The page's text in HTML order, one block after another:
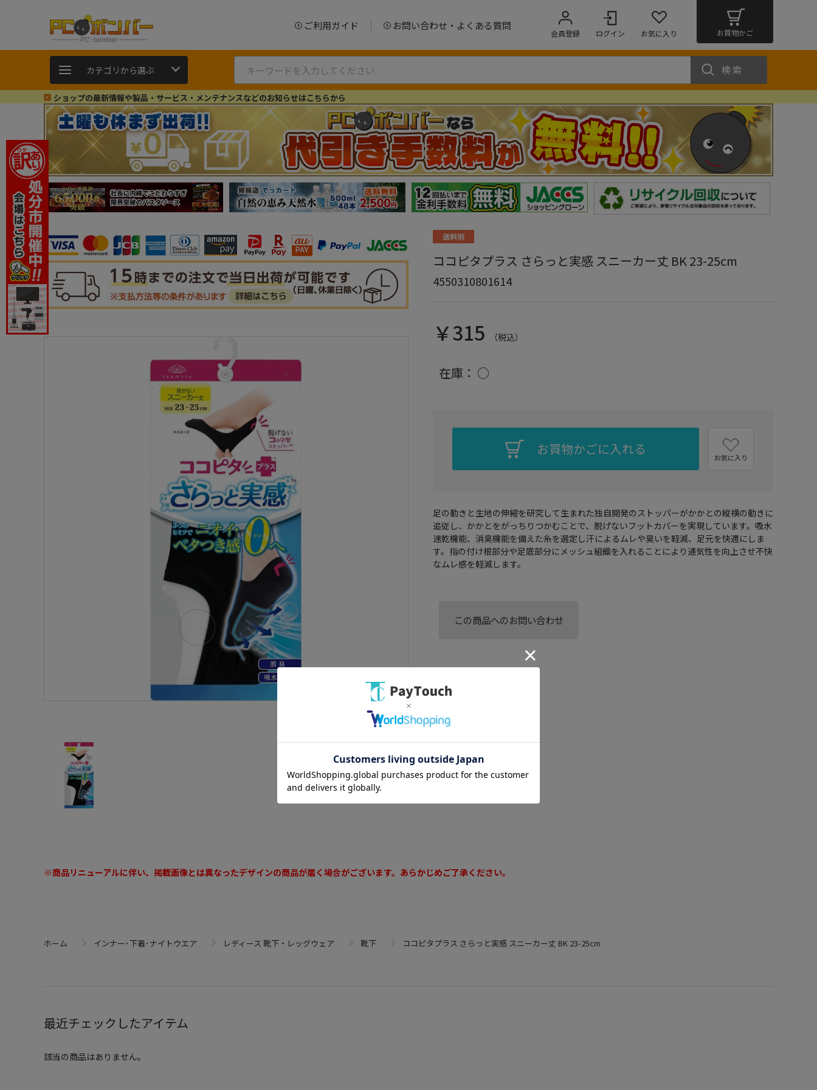
ご利用ガイド お問い合わせ・よくある質問
会員登録 ログイン お気に入り お買物かご
カテゴリから選ぶ 検索
ショップの最新情報や製品・サービス・メンテナンスなどのお知らせはこちらから
ココピタプラス さらっと実感 スニーカー丈 BK 23-25cm
4550310801614
￥315 （税込）
在庫： ○
お買物かごに入れる お気に入り
足の動きと生地の伸縮を研究して生まれた独自開発のストッパーがかかとの縦横の動きに
追従し、かかとをがっちりつかむことで、脱げないフットカバーを実現しています。吸水
速乾機能、消臭機能を備えた糸を選定し汗によるムレや臭いを軽減、足元を快適にしま
す。指の付け根部分や足底部分にメッシュ組織を入れることにより通気性を向上させ不快
なムレ感を軽減します。
この商品へのお問い合わせ
※商品リニューアルに伴い、掲載画像とは異なったデザインの商品が届く場合がございます。あらかじめご了承ください。
ホーム インナー･下着･ナイトウエア レディース 靴下・レッグウェア 靴下 ココピタプラス さらっと実感 スニーカー丈 BK 23-25cm
最近チェックしたアイテム
該当の商品はありません。